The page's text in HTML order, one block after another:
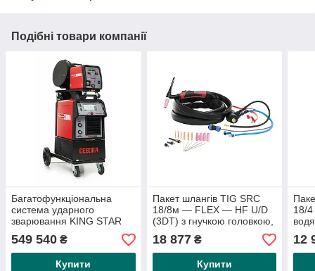
Подібні товари компанії
Багатофункціональна
система ударного
зварювання KING STAR
400 TS, арт. 372, включно
з з знімним пристроєм
подавання,
549 540 ₴
Купити
Пакет шлангів TIG SRC
18/8м — FLEX — HF U/D
(3DT) з гнучкою головкою,
водяне охолодження,
заглушка Ø 13 мм
18 877₴
Купити
18/
12